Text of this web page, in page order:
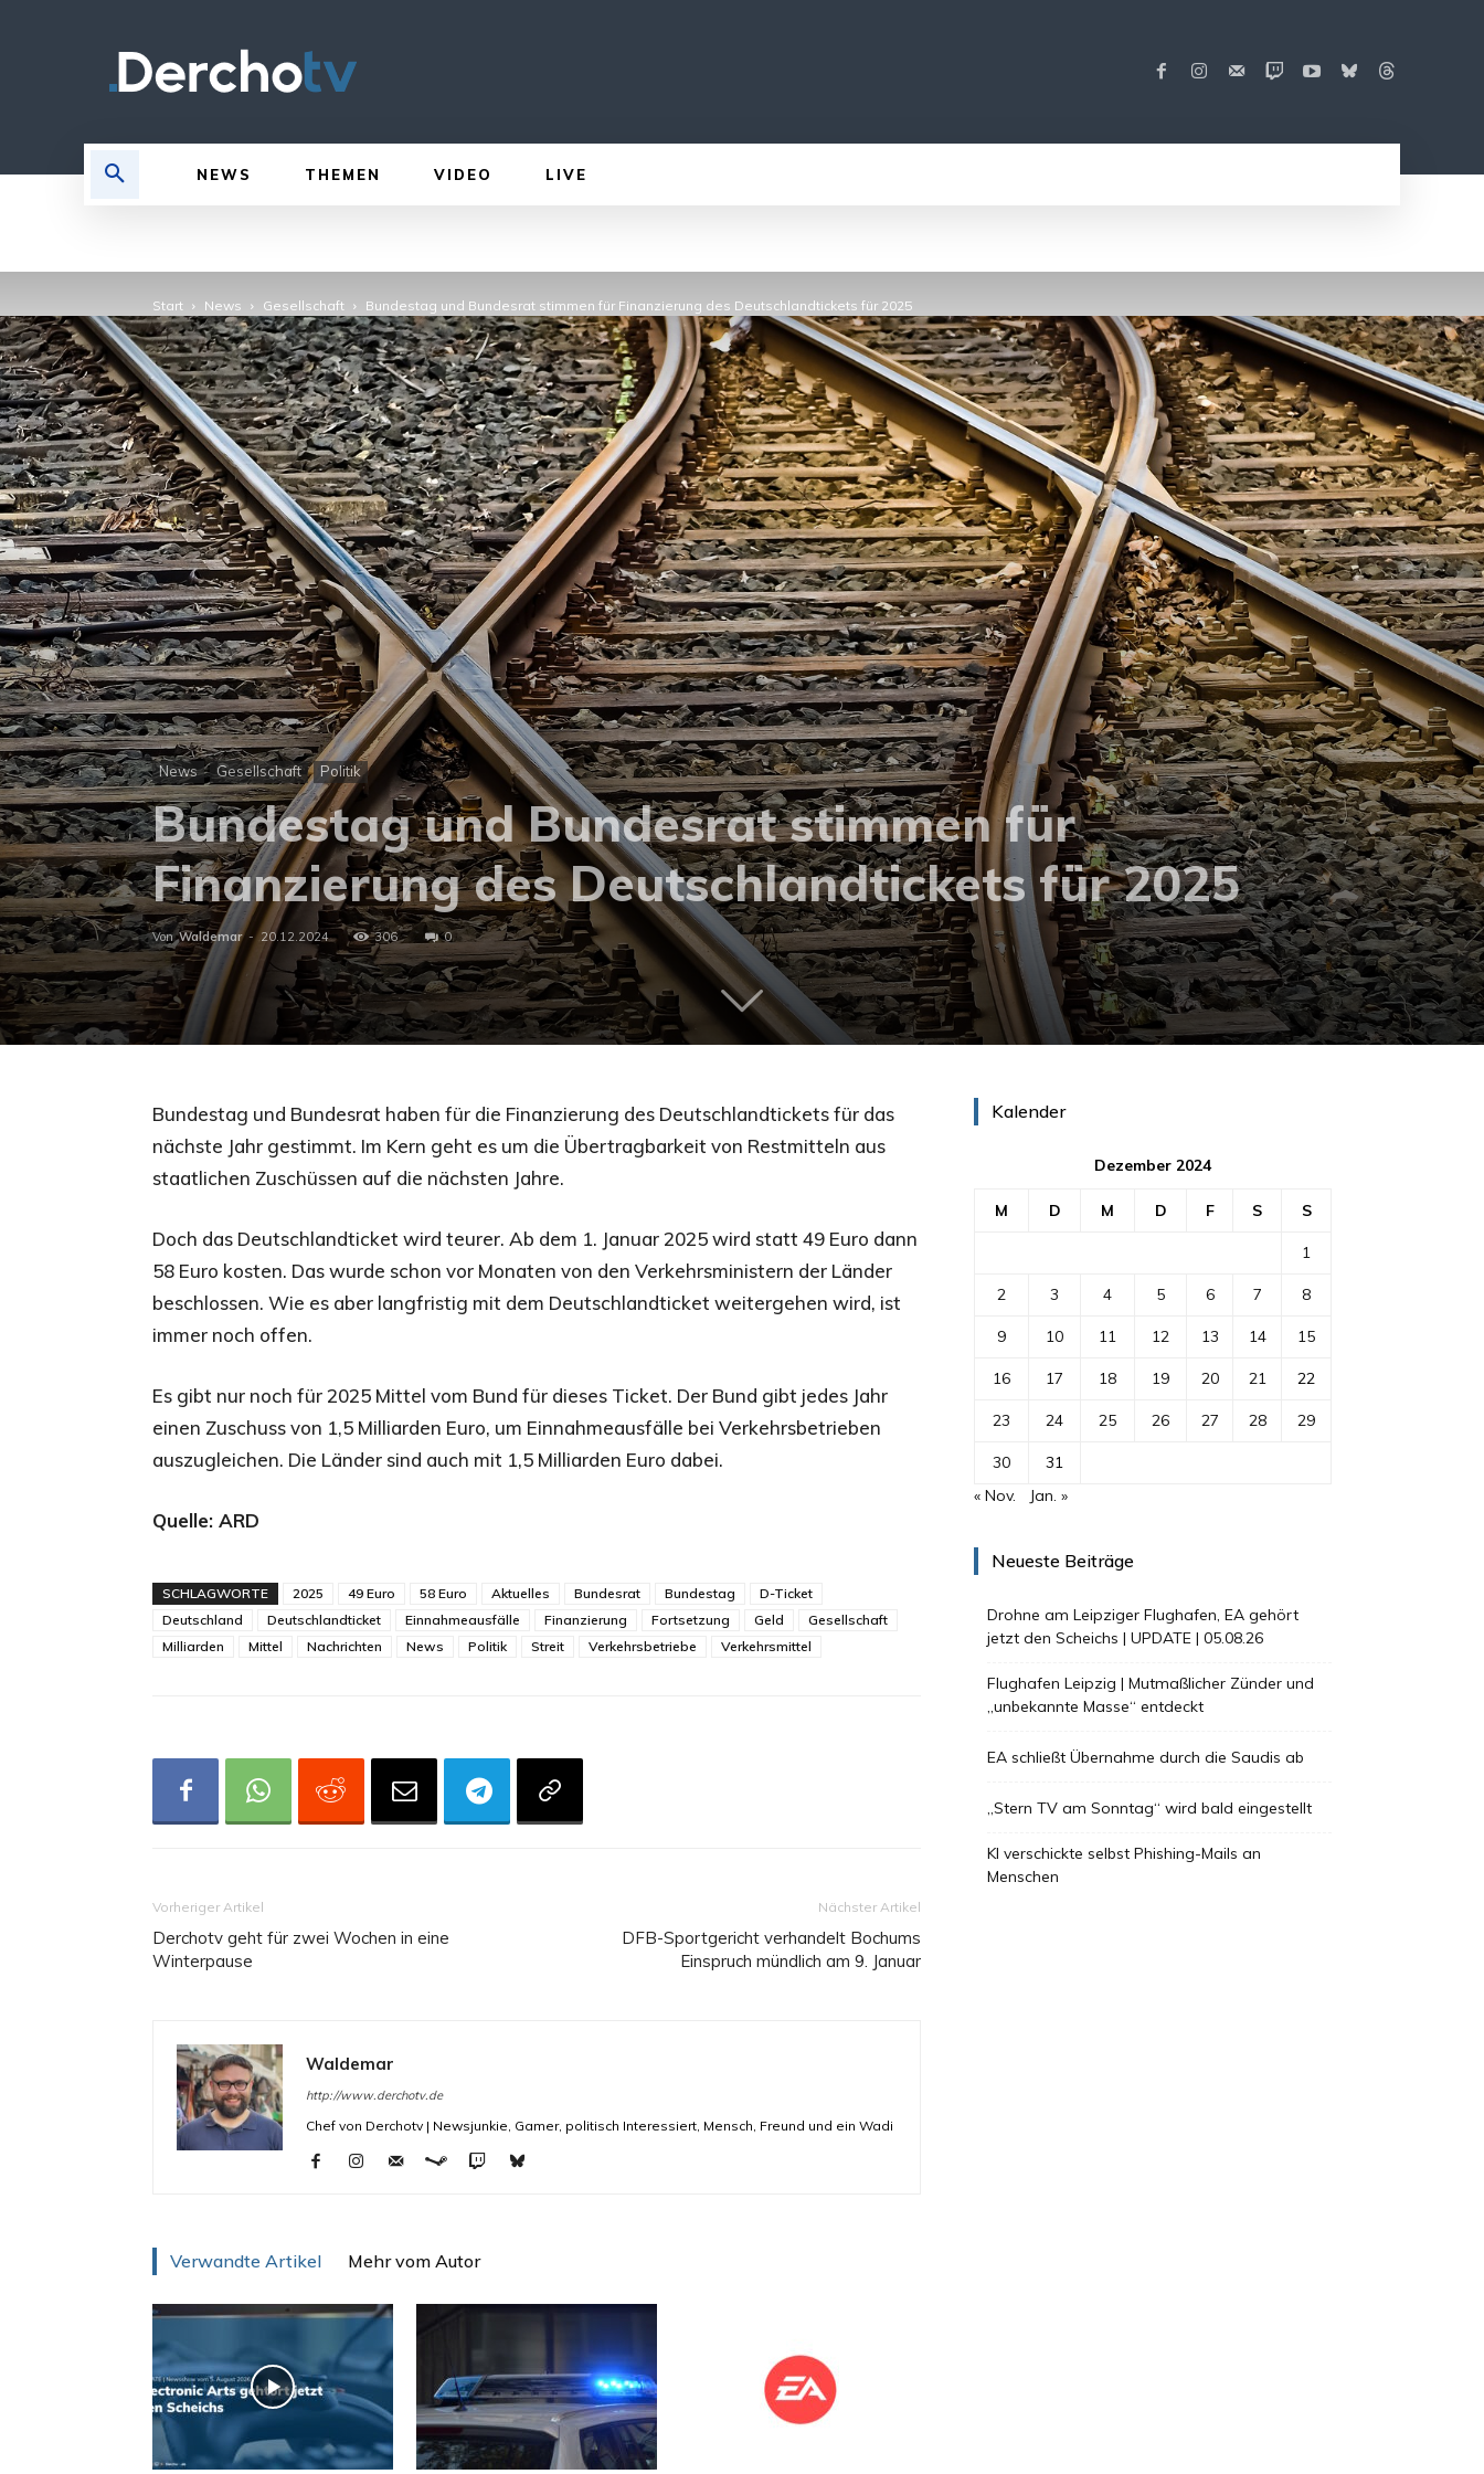
NEWS THEMEN VIDEO LIVE
Start News Gesellschaft Bundestag und Bundesrat stimmen für Finanzierung des Deutschlandtickets für 2025
News Gesellschaft Politik
Bundestag und Bundesrat stimmen für
Finanzierung des Deutschlandtickets für 2025
Von Waldemar - 20.12.2024 306 0
Bundestag und Bundesrat haben für die Finanzierung des Deutschlandtickets für das
nächste Jahr gestimmt. Im Kern geht es um die Übertragbarkeit von Restmitteln aus
staatlichen Zuschüssen auf die nächsten Jahre.
Doch das Deutschlandticket wird teurer. Ab dem 1. Januar 2025 wird statt 49 Euro dann
58 Euro kosten. Das wurde schon vor Monaten von den Verkehrsministern der Länder
beschlossen. Wie es aber langfristig mit dem Deutschlandticket weitergehen wird, ist
immer noch offen.
Es gibt nur noch für 2025 Mittel vom Bund für dieses Ticket. Der Bund gibt jedes Jahr
einen Zuschuss von 1,5 Milliarden Euro, um Einnahmeausfälle bei Verkehrsbetrieben
auszugleichen. Die Länder sind auch mit 1,5 Milliarden Euro dabei.
Quelle: ARD
SCHLAGWORTE 2025 49 Euro 58 Euro Aktuelles Bundesrat Bundestag
D-Ticket
Deutschland
Deutschlandticket Einnahmeausfälle Finanzierung Fortsetzung Geld
Gesellschaft
Milliarden
Mittel Nachrichten News Politik Streit Verkehrsbetriebe Verkehrsmittel
Vorheriger Artikel
Derchotv geht für zwei Wochen in eine
Winterpause
Nächster Artikel
DFB-Sportgericht verhandelt Bochums
Einspruch mündlich am 9. Januar
Waldemar
http://www.derchotv.de
Chef von Derchotv | Newsjunkie, Gamer, politisch Interessiert, Mensch, Freund und ein Wadi
Verwandte Artikel Mehr vom Autor
Kalender
Dezember 2024
M D M D F S S
1
2 3 4 5 6 7 8
9 10 11 12 13 14 15
16 17 18 19 20 21 22
23 24 25 26 27 28 29
30
31
« Nov.
Jan. »
Neueste Beiträge
Drohne am Leipziger Flughafen, EA gehört
jetzt den Scheichs | UPDATE | 05.08.26
Flughafen Leipzig | Mutmaßlicher Zünder und
„unbekannte Masse“ entdeckt
EA schließt Übernahme durch die Saudis ab
„Stern TV am Sonntag“ wird bald eingestellt
KI verschickte selbst Phishing-Mails an
Menschen